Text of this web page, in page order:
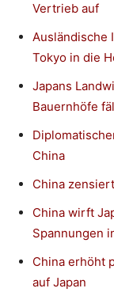
Vertrieb auf
Ausländische
Tokyo in die
Japans
Bauernhöfe
China
China
China wirft
Spannungen
China erhöht
auf Japan